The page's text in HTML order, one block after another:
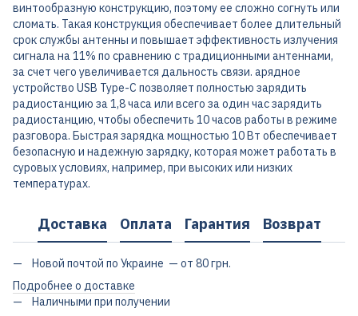
винтообразную конструкцию, поэтому ее сложно согнуть или
сломать. Такая конструкция обеспечивает более длительный
срок службы антенны и повышает эффективность излучения
сигнала на 11% по сравнению с традиционными антеннами,
за счет чего увеличивается дальность связи. арядное
устройство USB Type-C позволяет полностью зарядить
радиостанцию за 1,8 часа или всего за один час зарядить
радиостанцию, чтобы обеспечить 10 часов работы в режиме
разговора. Быстрая зарядка мощностью 10 Вт обеспечивает
безопасную и надежную зарядку, которая может работать в
суровых условиях, например, при высоких или низких
температурах.
Доставка Оплата Гарантия Возврат
Новой почтой по Украине — от 80 грн.
Подробнее о доставке
Наличными при получении